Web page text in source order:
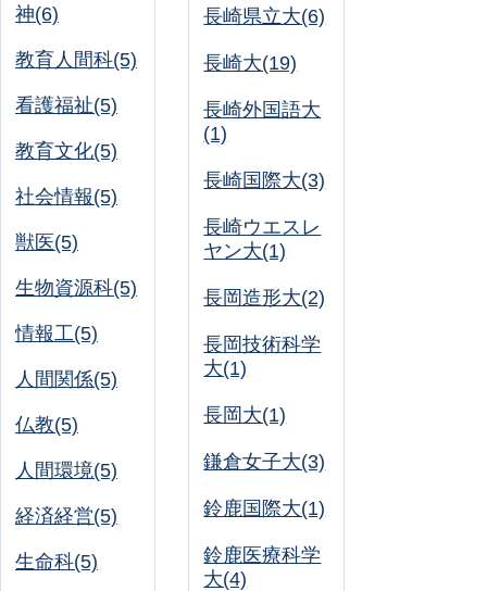
神(6)
教育人間科(5)
看護福祉(5)
教育文化(5)
社会情報(5)
獣医(5)
生物資源科(5)
情報工(5)
人間関係(5)
仏教(5)
人間環境(5)
経済経営(5)
生命科(5)
長崎県立大(6)
長崎大(19)
長崎外国語大
(1)
長崎国際大(3)
長崎ウエスレ
ヤン大(1)
長岡造形大(2)
長岡技術科学
大(1)
長岡大(1)
鎌倉女子大(3)
鈴鹿国際大(1)
鈴鹿医療科学
大(4)